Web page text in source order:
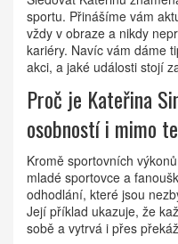
sportu. Přinášíme vám
vždy v obraze a nikdy
kariéry. Navíc vám dáme
akci, a jaké události stojí
Proč je Kateřina
osobností i mimo
Kromě sportovních
mladé sportovce a
odhodlání, které jsou
Její příklad ukazuje, že
sobě a vytrvá i přes